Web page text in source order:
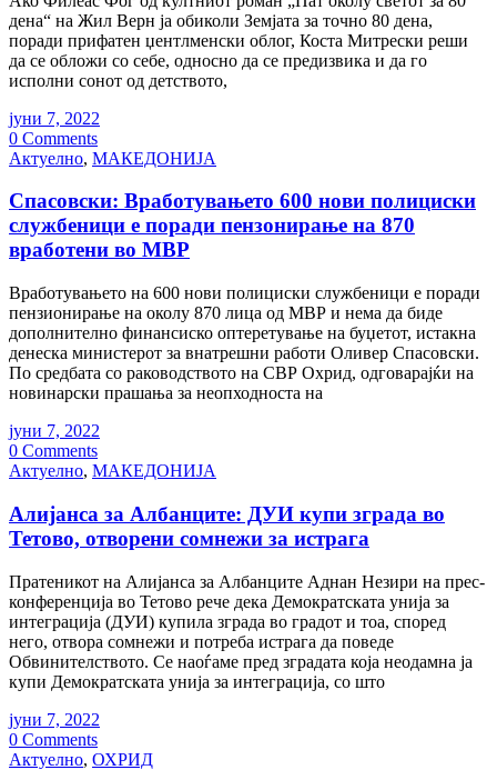
дена“ на Жил Верн ја обиколи Земјата за точно 80 дена,
поради прифатен џентлменски облог, Коста Митрески реши
да се обложи со себе, односно да се предизвика и да го
исполни сонот од детството,
јуни 7, 2022
0 Comments
Актуелно, МАКЕДОНИЈА
Спасовски: Вработувањето 600 нови полициски
службеници е поради пензонирање на 870
вработени во МВР
Вработувањето на 600 нови полициски службеници е поради
пензионирање на околу 870 лица од МВР и нема да биде
дополнително финансиско оптеретување на буџетот, истакна
денеска министерот за внатрешни работи Оливер Спасовски.
По средбата со раководството на СВР Охрид, одговарајќи на
новинарски прашања за неопходноста на
јуни 7, 2022
0 Comments
Актуелно, МАКЕДОНИЈА
Алијанса за Албанците: ДУИ купи зграда во
Тетово, отворени сомнежи за истрага
Пратеникот на Алијанса за Албанците Аднан Незири на прес-
конференција во Тетово рече дека Демократската унија за
интеграција (ДУИ) купила зграда во градот и тоа, според
него, отвора сомнежи и потреба истрага да поведе
Обвинителството. Се наоѓаме пред зградата која неодамна ја
купи Демократската унија за интеграција, со што
јуни 7, 2022
0 Comments
Актуелно, ОХРИД